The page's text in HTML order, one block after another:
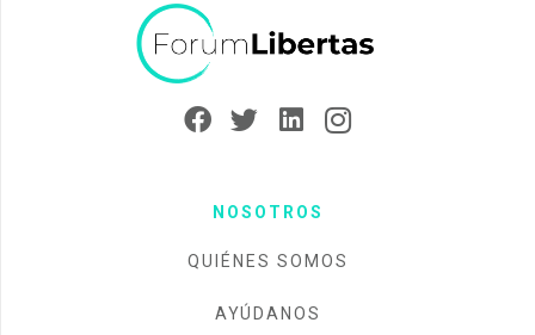
NOSOTROS
QUIÉNES SOMOS
AYÚDANOS